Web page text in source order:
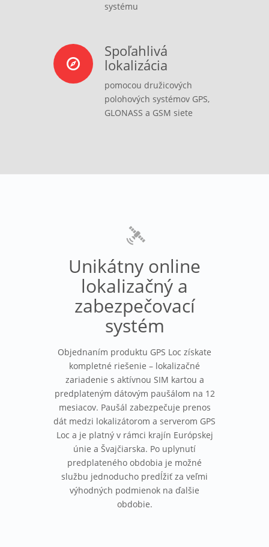
systému
Spoľahlivá
lokalizácia
pomocou družicových
polohových systémov GPS,
GLONASS a GSM siete
Unikátny online
lokalizačný a
zabezpečovací
systém
Objednaním produktu GPS Loc získate
kompletné riešenie – lokalizačné
zariadenie s aktívnou SIM kartou a
predplateným dátovým paušálom na 12
mesiacov. Paušál zabezpečuje prenos
dát medzi lokalizátorom a serverom GPS
Loc a je platný v rámci krajín Európskej
únie a Švajčiarska. Po uplynutí
predplateného obdobia je možné
službu jednoducho predĺžiť za veľmi
výhodných podmienok na ďalšie
obdobie.